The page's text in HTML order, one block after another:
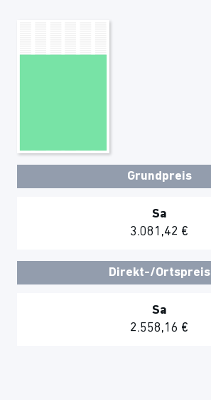
Grundpreis
Sa
3.081,42 €
Direkt-/Ortspreis
Sa
2.558,16 €